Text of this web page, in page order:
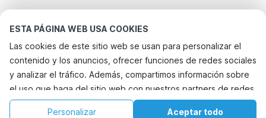
ESTA PÁGINA WEB USA COOKIES
Las cookies de este sitio web se usan para personalizar el
contenido y los anuncios, ofrecer funciones de redes sociales
y analizar el tráfico. Además, compartimos información sobre
el uso que haga del sitio web con nuestros partners de redes
sociales, publicidad y análisis web, quienes pueden
Aceptar todo
Personalizar
Destinos más populares para vacaciones
Ciudades con los mejores servicios para vacaciones
Vacaciones con perro - Alquileres vacacionales que aceptan
Vacaciones con perro - Alquileres vacacionales que aceptan
Servicios populares para vacaciones en Akkrum
Casa de vacaciones en parque de atracciones
Ciudades populares para vacaciones en Friesland